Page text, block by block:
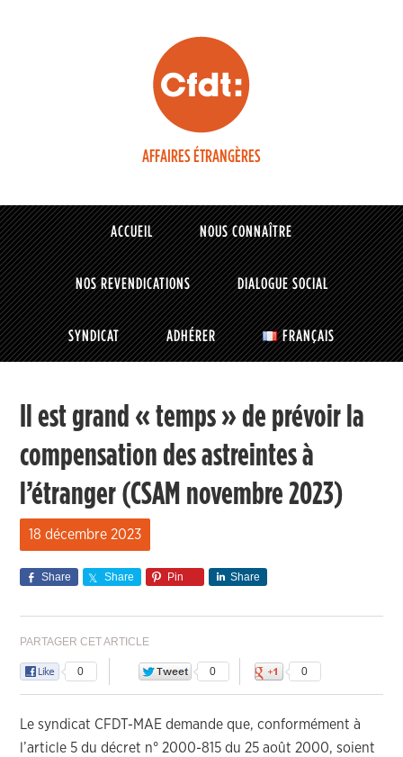
AFFAIRES ÉTRANGÈRES
ACCUEIL NOUS CONNAÎTRE
NOS REVENDICATIONS DIALOGUE SOCIAL
SYNDICAT ADHÉRER FRANÇAIS
Il est grand « temps » de prévoir la
compensation des astreintes à
l’étranger (CSAM novembre 2023)
18 décembre 2023
Share Share Pin Share
PARTAGER CET ARTICLE
0 0 0
Le syndicat CFDT-MAE demande que, conformément à
l’article 5 du décret n° 2000-815 du 25 août 2000, soient